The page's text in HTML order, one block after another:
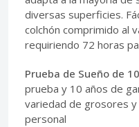
diversas superficies.
colchón comprimido al
requiriendo 72 horas
Prueba de Sueño de
prueba y 10 años de
variedad de grosores
personal